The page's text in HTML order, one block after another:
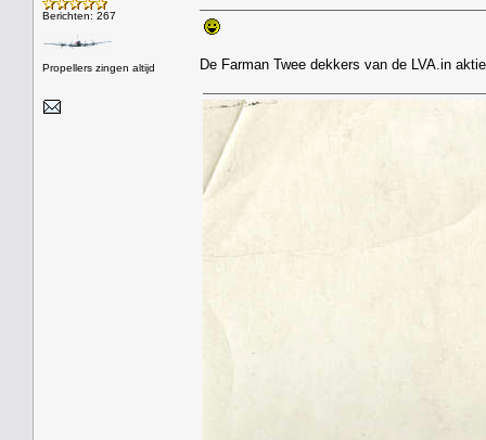
Berichten: 267
Propellers zingen altijd De Farman Twee dekkers van de LVA.in